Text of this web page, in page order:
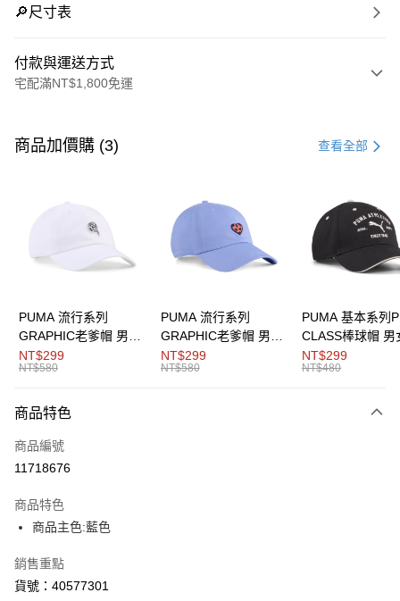
🔎尺寸表
付款與運送方式
宅配滿NT$1,800免運
信用卡一次付款
Apple Pay
Google Pay
運送方式
每筆NT$150，滿NT$1,800(含以上)免運費
商品加價購 (3) 查看全部
PUMA 流行系列
GRAPHIC老爹帽 男女
共同
NT$299
NT$580
PUMA 流行系列
GRAPHIC老爹帽 男女
共同
NT$299
NT$580
PUMA 基本系列
CLASS棒球帽 男
同
NT$299
NT$480
商品特色
商品編號
11718676
商品特色
商品主色:藍色
銷售重點
貨號：40577301